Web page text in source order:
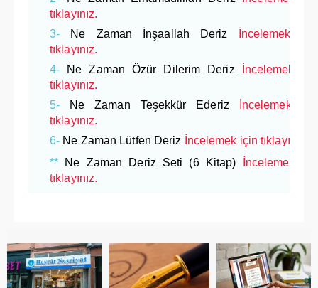
tıklayınız.
3- Ne Zaman İnşaallah Deriz
İncelemek
tıklayınız.
4- Ne Zaman Özür Dilerim Deriz
İncelemek
tıklayınız.
5- Ne Zaman Teşekkür Ederiz
İncelemek
tıklayınız.
6- Ne Zaman Lütfen Deriz
İncelemek için tıklayınız.
** Ne Zaman Deriz Seti (6 Kitap)
İncelemek
tıklayınız.